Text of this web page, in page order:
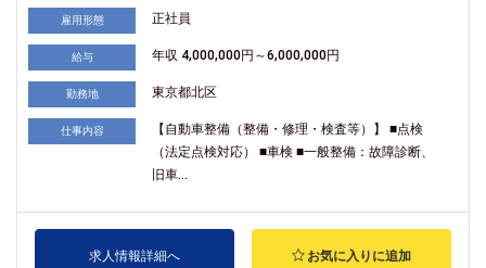
雇用形態 正社員
給与 年収 4,000,000円～6,000,000円
勤務地 東京都北区
仕事内容
【自動車整備（整備・修理・検査等）】 ■点検
（法定点検対応） ■車検 ■一般整備：故障診断、
旧車...
求人情報詳細へ お気に入りに追加